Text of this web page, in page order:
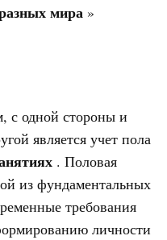
мира »
с одной стороны и
является учет пола
. Половая
из фундаментальных
требования
личности